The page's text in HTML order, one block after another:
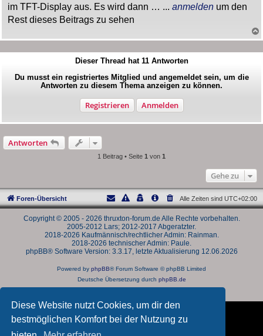
Diese Website nutzt Cookies, um dir den
bestmöglichen Komfort bei der Nutzung zu
im TFT-Display aus. Es wird dann … ... anmelden um den
Rest dieses Beitrags zu sehen
Dieser Thread hat 11Antworten
Du musst ein registriertes Mitglied und angemeldet sein, um die
Antworten zu diesem Thema anzeigen zu können.
Registrieren Anmelden
Antworten
1 Beitrag • Seite 1 von 1
Gehe zu
Foren-Übersicht Alle Zeiten sind UTC+02:00
Copyright © 2005 - 2026 thruxton-forum.de Alle Rechte vorbehalten.
2005-2012 Lars; 2012-2017 Abgeratzter.
2018-2026 Kaufmännisch/rechtlicher Admin: Rainman.
2018-2026 technischer Admin: Paule.
phpBB® Software Version: 3.3.17, letzte Aktualisierung 12.06.2026
Powered by phpBB® Forum Software © phpBB Limited
Deutsche Übersetzung durch phpBB.de